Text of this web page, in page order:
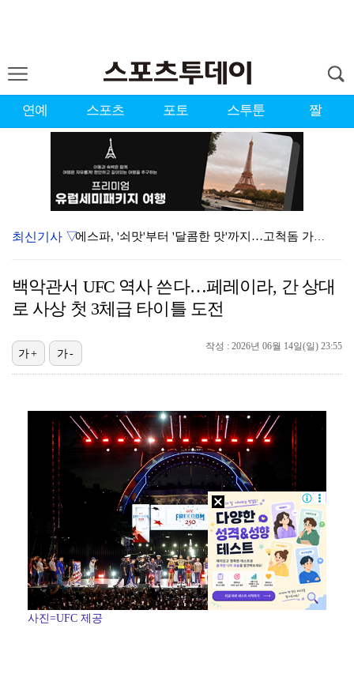
연예 스포츠 포토 스투툰 짤
에스파, '쇠맛'부터 '달콤한 맛'까지…고척돔 가득 채…
에스파, 고척돔 입성…공연 시작 40분 만에 첫 인사 …
박지민 아나운서 "발리까지 갔는데…'피의 게임2' 출연…
'리그 2연패 정조준' 아스널, 뉴캐슬서 기마랑이스 영…
[ST포토] 이강인, 환하게 웃으며
최신기사 ▽
백악관서 UFC 역사 쓴다…페레이라, 간 상대
로 사상 첫 3체급 타이틀 도전
작성 : 2026년 06월 14일(일) 23:55
가+ 가-
사진=UFC 제공